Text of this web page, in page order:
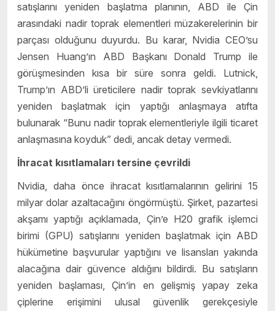
satışlarını yeniden başlatma planının, ABD ile Çin
arasındaki nadir toprak elementleri müzakerelerinin bir
parçası olduğunu duyurdu. Bu karar, Nvidia CEO’su
Jensen Huang’ın ABD Başkanı Donald Trump ile
görüşmesinden kısa bir süre sonra geldi. Lutnick,
Trump’ın ABD’li üreticilere nadir toprak sevkiyatlarını
yeniden başlatmak için yaptığı anlaşmaya atıfta
bulunarak “Bunu nadir toprak elementleriyle ilgili ticaret
anlaşmasına koyduk” dedi, ancak detay vermedi.
İhracat kısıtlamaları tersine çevrildi
Nvidia, daha önce ihracat kısıtlamalarının gelirini 15
milyar dolar azaltacağını öngörmüştü. Şirket, pazartesi
akşamı yaptığı açıklamada, Çin’e H20 grafik işlemci
birimi (GPU) satışlarını yeniden başlatmak için ABD
hükümetine başvurular yaptığını ve lisansları yakında
alacağına dair güvence aldığını bildirdi. Bu satışların
yeniden başlaması, Çin’in en gelişmiş yapay zeka
çiplerine erişimini ulusal güvenlik gerekçesiyle